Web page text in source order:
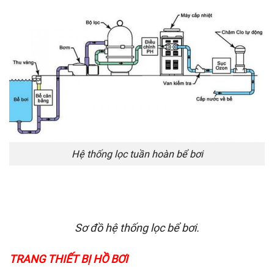
Hệ thống lọc tuần hoàn bể bơi
Sơ đồ hệ thống lọc bể bơi.
TRANG THIẾT BỊ HỒ BƠI